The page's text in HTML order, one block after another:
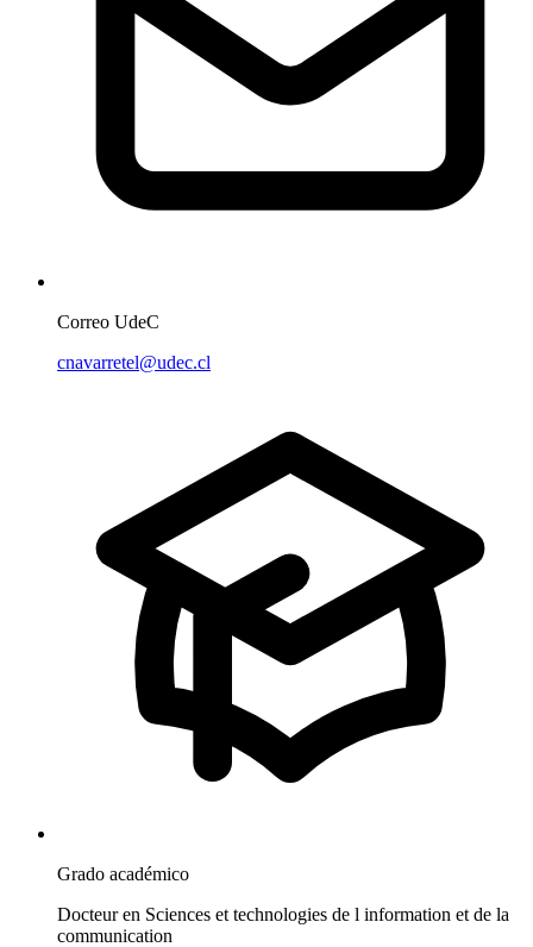
Correo UdeC
cnavarretel@udec.cl
Grado académico
Docteur en Sciences et technologies de l information et de la
communication